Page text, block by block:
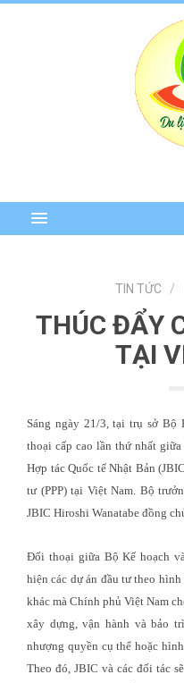
TIN TỨC
THÚC ĐẨY
TẠI
Sáng ngày 21/3, tại trụ sở
thoại cấp cao lần thứ nhất
Hợp tác Quốc tế Nhật Bản
tư (PPP) tại Việt Nam. Bộ
JBIC Hiroshi Wanatabe đồng
Đối thoại giữa Bộ Kế hoạch
hiện các dự án đầu tư theo
khác mà Chính phủ Việt Nam
xây dựng, vận hành và bảo
nhượng quyền cụ thể hoặc
Theo đó, JBIC và các đối tác